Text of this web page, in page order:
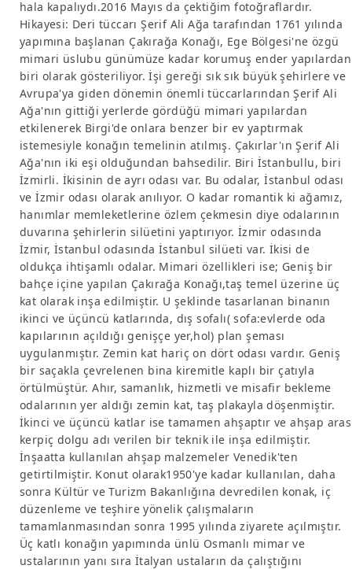
hala kapalıydı.2016 Mayıs da çektiğim fotoğraflardır.
Hikayesi: Deri tüccarı Şerif Ali Ağa tarafından 1761 yılında
yapımına başlanan Çakırağa Konağı, Ege Bölgesi'ne özgü
mimari üslubu günümüze kadar korumuş ender yapılardan
biri olarak gösteriliyor. İşi gereği sık sık büyük şehirlere ve
Avrupa'ya giden dönemin önemli tüccarlarından Şerif Ali
Ağa'nın gittiği yerlerde gördüğü mimari yapılardan
etkilenerek Birgi'de onlara benzer bir ev yaptırmak
istemesiyle konağın temelinin atılmış. Çakırlar'ın Şerif Ali
Ağa'nın iki eşi olduğundan bahsedilir. Biri İstanbullu, biri
İzmirli. İkisinin de ayrı odası var. Bu odalar, İstanbul odası
ve İzmir odası olarak anılıyor. O kadar romantik ki ağamız,
hanımlar memleketlerine özlem çekmesin diye odalarının
duvarına şehirlerin silüetini yaptırıyor. İzmir odasında
İzmir, İstanbul odasında İstanbul silüeti var. İkisi de
oldukça ihtişamlı odalar. Mimari özellikleri ise; Geniş bir
bahçe içine yapılan Çakırağa Konağı,taş temel üzerine üç
kat olarak inşa edilmiştir. U şeklinde tasarlanan binanın
ikinci ve üçüncü katlarında, dış sofalı( sofa:evlerde oda
kapılarının açıldığı genişçe yer,hol) plan şeması
uygulanmıştır. Zemin kat hariç on dört odası vardır. Geniş
bir saçakla çevrelenen bina kiremitle kaplı bir çatıyla
örtülmüştür. Ahır, samanlık, hizmetli ve misafir bekleme
odalarının yer aldığı zemin kat, taş plakayla döşenmiştir.
İkinci ve üçüncü katlar ise tamamen ahşaptır ve ahşap
kerpiç dolgu adı verilen bir teknik ile inşa edilmiştir.
İnşaatta kullanılan ahşap malzemeler Venedik'ten
getirtilmiştir. Konut olarak1950'ye kadar kullanılan, daha
sonra Kültür ve Turizm Bakanlığına devredilen konak, iç
düzenleme ve teşhire yönelik çalışmaların
tamamlanmasından sonra 1995 yılında ziyarete açılmıştır.
Üç katlı konağın yapımında ünlü Osmanlı mimar ve
ustalarının yanı sıra İtalyan ustaların da çalıştığını